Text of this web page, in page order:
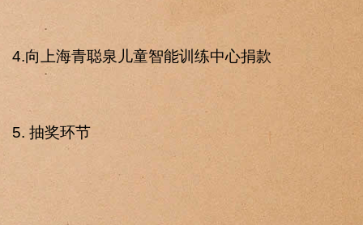
4.向上海青聪泉儿童智能训练中心捐款
5. 抽奖环节